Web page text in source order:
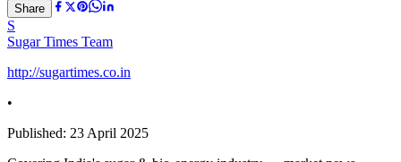
Share
S
Sugar Times Team
http://sugartimes.co.in
•
Published: 23 April 2025